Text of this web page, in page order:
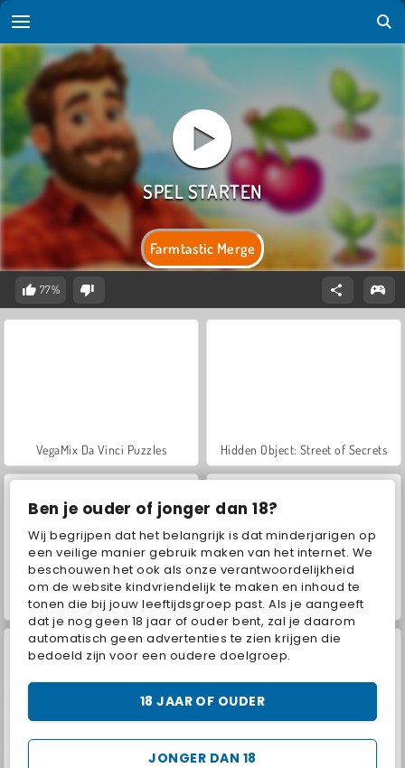
Ben je ouder of jonger dan 18?
Wij begrijpen dat het belangrijk is dat minderjarigen op
een veilige manier gebruik maken van het internet. We
beschouwen het ook als onze verantwoordelijkheid
om de website kindvriendelijk te maken en inhoud te
tonen die bij jouw leeftijdsgroep past. Als je aangeeft
dat je nog geen 18 jaar of ouder bent, zal je daarom
automatisch geen advertenties te zien krijgen die
bedoeld zijn voor een oudere doelgroep.
JONGER DAN 18
18 JAAR OF OUDER
Farmtastic Merge
77%
VegaMix Da Vinci Puzzles Hidden Object: Street of Secrets
Farm Merge Valley ASMR Makeover & Makeup Studio
World War 2 Shooter Car Parking City Duel